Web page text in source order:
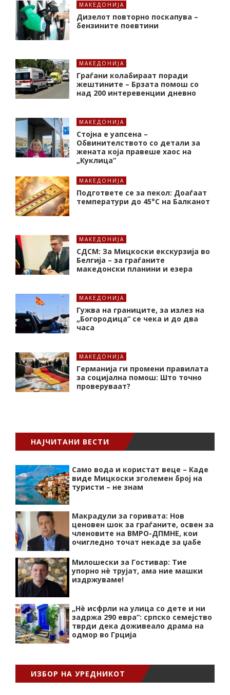
МАКЕДОНИЈА
Дизелот повторно поскапува –
бензините поевтини
МАКЕДОНИЈА
Граѓани колабираат поради
жештините – Брзата помош со
над 200 интеревенции дневно
МАКЕДОНИЈА
Стојна е уапсена –
Обвинителството со детали за
жената која правеше хаос на
„Куклица“
МАКЕДОНИЈА
Подгответе се за пекол: Доаѓаат
температури до 45°C на Балканот
МАКЕДОНИЈА
СДСМ: За Мицкоски екскурзија во
Белгија – за граѓаните
македонски планини и езера
МАКЕДОНИЈА
Гужва на границите, за излез на
„Богородица“ се чека и до два
часа
МАКЕДОНИЈА
Германија ги промени правилата
за социјална помош: Што точно
проверуваат?
НАЈЧИТАНИ ВЕСТИ
Само вода и користат веце – Каде
виде Мицкоски зголемен број на
туристи – не знам
Макрадули за горивата: Нов
ценовен шок за граѓаните, освен за
членовите на ВМРО-ДПМНЕ, кои
очигледно точат некаде за џабе
Милошески за Гостивар: Тие
упорно нѐ трујат, ама ние машки
издржуваме!
„Нѐ исфрли на улица со дете и ни
задржа 290 евра“: српско семејство
тврди дека доживеало драма на
одмор во Грција
ИЗБОР НА УРЕДНИКОТ